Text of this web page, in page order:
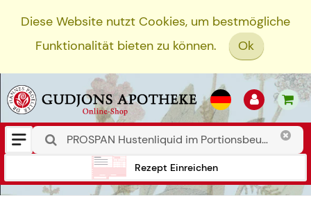
Diese Website nutzt Cookies, um bestmögliche
Funktionalität bieten zu können.
Ok
Rezept Einreichen